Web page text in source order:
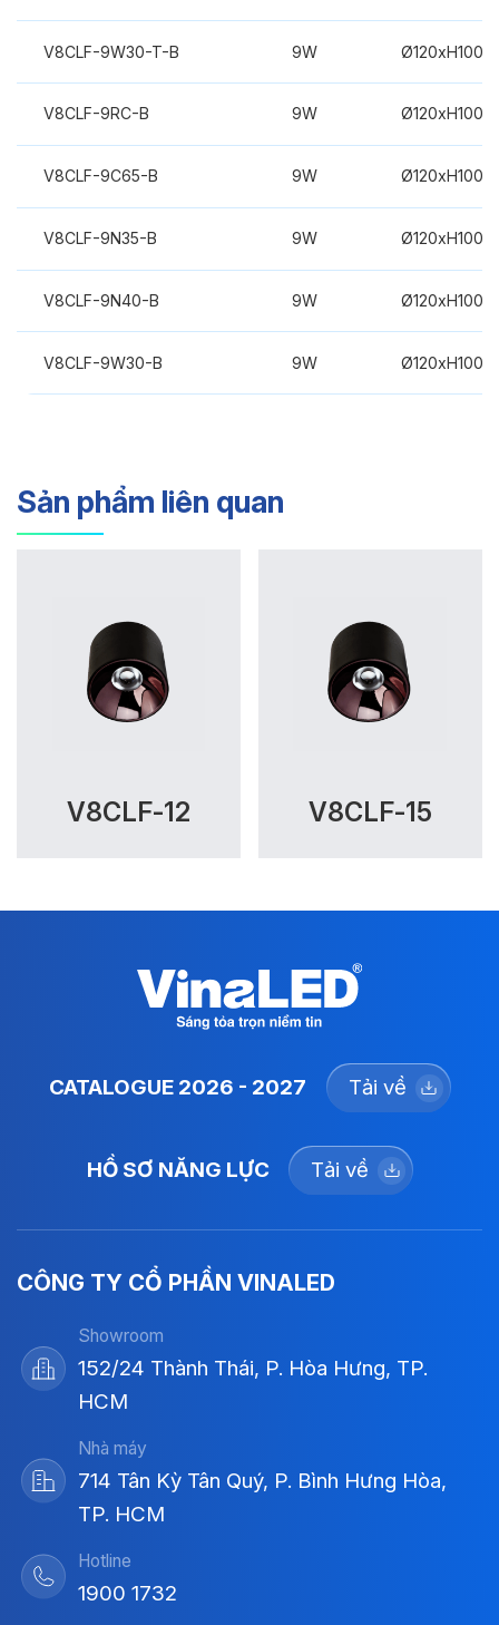
V8CLF-9W30-T-B 9W
V8CLF-9RC-B 9W
V8CLF-9C65-B 9W
V8CLF-9N35-B 9W
V8CLF-9N40-B 9W
V8CLF-9W30-B 9W
Sản phẩm liên quan
V8CLF-12 V8CLF-15
CATALOGUE 2026 - 2027 Tải về
HỒ SƠ NĂNG LỰC Tải về
CÔNG TY CỔ PHẦN VINALED
Showroom
152/24 Thành Thái, P. Hòa Hưng, TP.
HCM
Nhà máy
714 Tân Kỳ Tân Quý, P. Bình Hưng Hòa,
TP. HCM
Hotline
1900 1732